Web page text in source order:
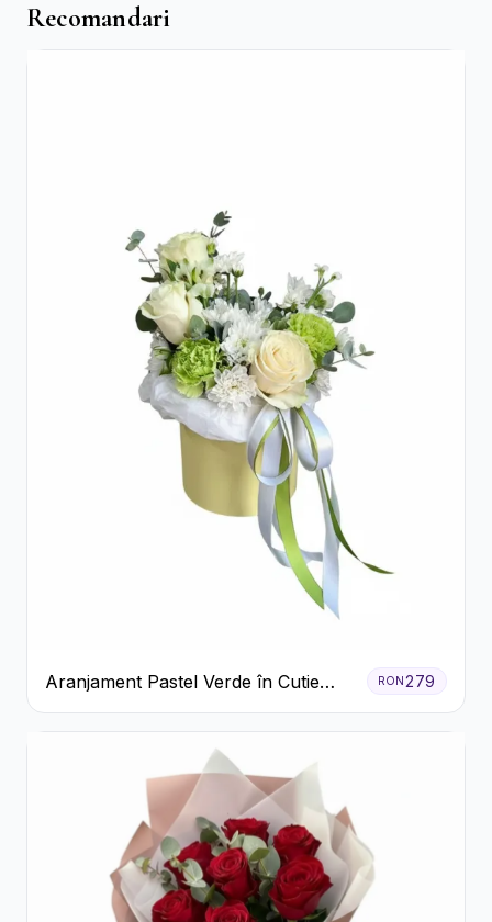
Recomandari
Aranjament Pastel Verde în Cutie
Galben Pal
RON279